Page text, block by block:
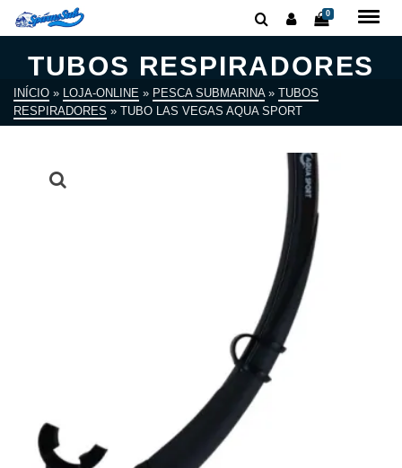
0
TUBOS RESPIRADORES
INÍCIO » LOJA-ONLINE » PESCA SUBMARINA » TUBOS
RESPIRADORES » TUBO LAS VEGAS AQUA SPORT